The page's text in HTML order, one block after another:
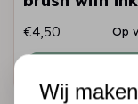
€4,50 Op
Wij